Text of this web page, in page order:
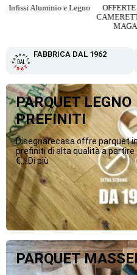
Infissi Aluminio e Legno
FABBRICA DAL 1962
PARQUET LEGNO
PREFINITI
Disegnarecasa offre parquet
prefiniti di alta qualità a partire
€....Di più
PARQUET